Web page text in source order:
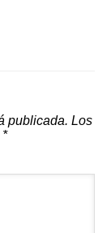
publicada. Los
*